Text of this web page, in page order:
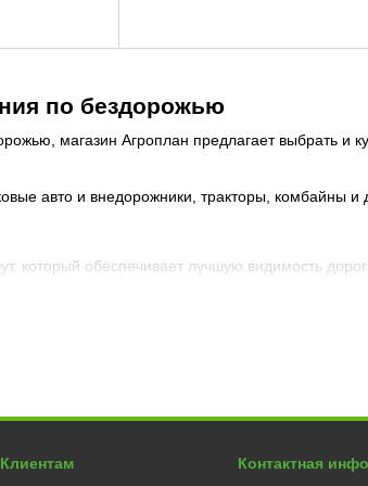
по бездорожью
магазин Агроплан предлагает выбрать и
авто и внедорожники, тракторы, комбайны и
который обеспечивает лучшую видимость
Клиентам Контактная